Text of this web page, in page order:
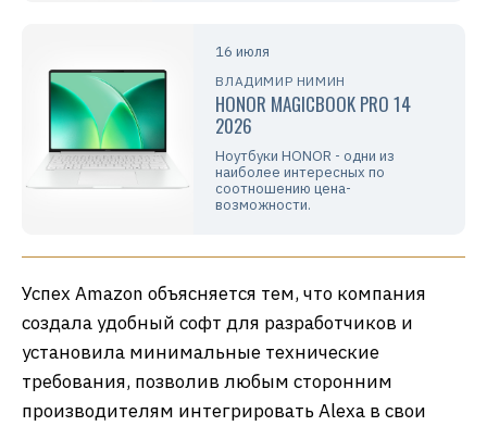
16 июля
ВЛАДИМИР НИМИН
HONOR MAGICBOOK PRO 14
2026
Ноутбуки HONOR - одни из
наиболее интересных по
соотношению цена-
возможности.
Успех Amazon объясняется тем, что компания
создала удобный софт для разработчиков и
установила минимальные технические
требования, позволив любым сторонним
производителям интегрировать Alexa в свои